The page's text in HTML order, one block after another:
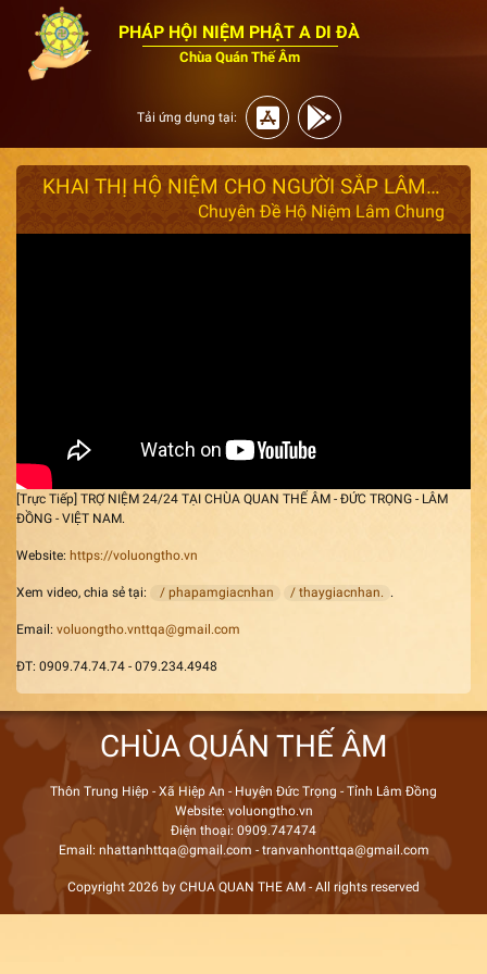
PHÁP HỘI NIỆM PHẬT A DI ĐÀ
Chùa Quán Thế Âm
Tải ứng dụng tại:
KHAI THỊ HỘ NIỆM CHO NGƯỜI SẮP LÂM CHUNG (NGÀY 10/12/2020)
Chuyên Đề Hộ Niệm Lâm Chung
[Trực Tiếp] TRỢ NIỆM 24/24 TẠI CHÙA QUAN THẾ ÂM - ĐỨC TRỌNG - LÂM
ĐỒNG - VIỆT NAM.
Website: https://voluongtho.vn
Xem video, chia sẻ tại: / phapamgiacnhan / thaygiacnhan. .
Email: voluongtho.vnttqa@gmail.com
ĐT: 0909.74.74.74 - 079.234.4948
CHÙA QUÁN THẾ ÂM
Thôn Trung Hiệp - Xã Hiệp An - Huyện Đức Trọng - Tỉnh Lâm Đồng
Website: voluongtho.vn
Điện thoại: 0909.747474
Email: nhattanhttqa@gmail.com - tranvanhonttqa@gmail.com
Copyright 2026 by CHUA QUAN THE AM - All rights reserved